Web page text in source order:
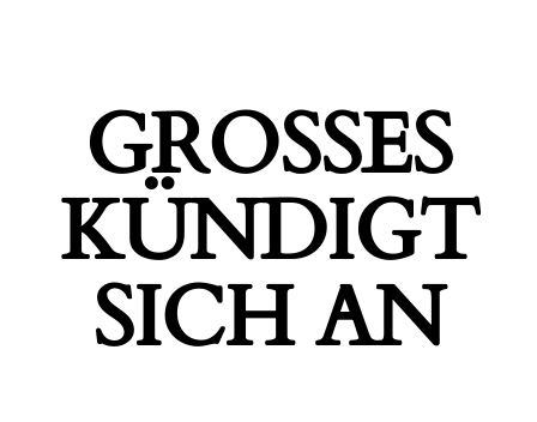
GROSSES K
ÜNDIGT S
ICH AN